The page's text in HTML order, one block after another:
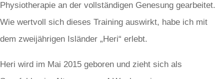
Physiotherapie an der vollständigen Genesung gearbeitet.
Wie wertvoll sich dieses Training auswirkt, habe ich mit
dem zweijährigen Isländer „Heri“ erlebt.
Heri wird im Mai 2015 geboren und zieht sich als